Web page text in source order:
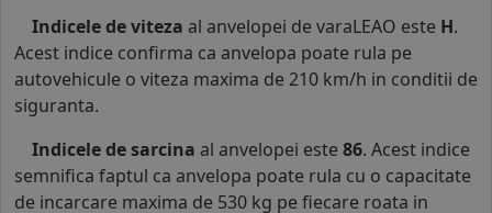
Indicele de viteza al anvelopei de varaLEAO este H.
Acest indice confirma ca anvelopa poate rula pe
autovehicule o viteza maxima de 210 km/h in conditii de
siguranta.
Indicele de sarcina al anvelopei este 86. Acest indice
semnifica faptul ca anvelopa poate rula cu o capacitate
de incarcare maxima de 530 kg pe fiecare roata in